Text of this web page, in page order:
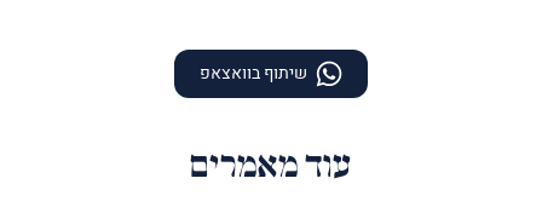
שיתוף בוואצאפ
עוד מאמרים